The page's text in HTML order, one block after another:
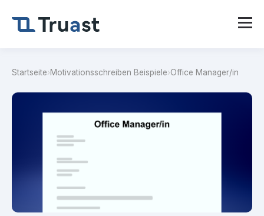
Startseite›Motivationsschreiben Beispiele›Office Manager/in